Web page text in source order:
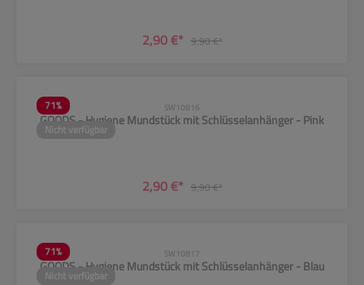
2,90 €* 9,90 €*
71%
Nicht verfügbar
SW10816
GOODS - Hygiene Mundstück mit Schlüsselanhänger - Pink
2,90 €* 9,90 €*
71%
Nicht verfügbar
SW10817
GOODS - Hygiene Mundstück mit Schlüsselanhänger - Blau